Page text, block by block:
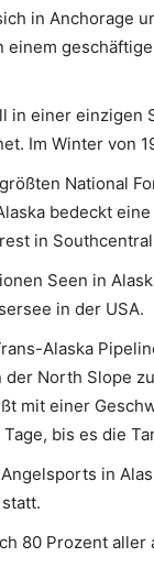
in Anchorage
einem
in einer einzigen
Im Winter von
National
bedeckt
in
Seen in
in der USA.
Alaska
der North Slope
mit einer
bis es die
in
80 Prozent aller